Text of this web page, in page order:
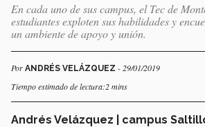
En cada uno de sus campus, el Tec de
estudiantes exploten sus habilidades y
un ambiente de apoyo y unión.
Por ANDRÉS VELÁZQUEZ - 29/01/2019
Tiempo estimado de lectura:2 mins
Andrés Velázquez | campus